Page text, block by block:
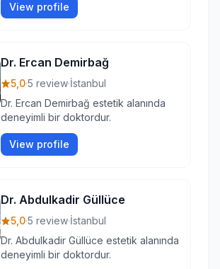
View profile
Dr. Ercan Demirbağ
5,0·5 review·İstanbul
Dr. Ercan Demirbağ estetik alanında
deneyimli bir doktordur.
View profile
Dr. Abdulkadir Güllüce
5,0·5 review·İstanbul
Dr. Abdulkadir Güllüce estetik alanında
deneyimli bir doktordur.